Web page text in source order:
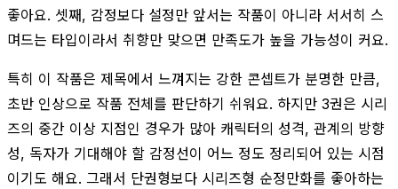
좋아요. 셋째, 감정보다 설정만 앞서는 작품이 아니라 서서히 스
며드는 타입이라서 취향만 맞으면 만족도가 높을 가능성이 커요.
특히 이 작품은 제목에서 느껴지는 강한 콘셉트가 분명한 만큼,
초반 인상으로 작품 전체를 판단하기 쉬워요. 하지만 3권은 시리
즈의 중간 이상 지점인 경우가 많아 캐릭터의 성격, 관계의 방향
성, 독자가 기대해야 할 감정선이 어느 정도 정리되어 있는 시점
이기도 해요. 그래서 단권형보다 시리즈형 순정만화를 좋아하는